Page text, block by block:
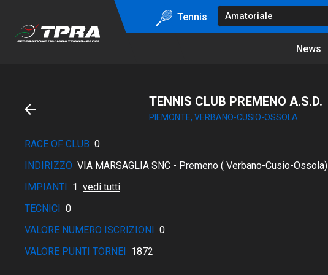
Tennis
News
TENNIS CLUB PREMENO A.S.D.
PIEMONTE, VERBANO-CUSIO-OSSOLA
RACE OF CLUB 0
INDIRIZZO VIA MARSAGLIA SNC - Premeno ( Verbano-Cusio-Ossola)
IMPIANTI 1 vedi tutti
TECNICI 0
VALORE NUMERO ISCRIZIONI 0
VALORE PUNTI TORNEI 1872